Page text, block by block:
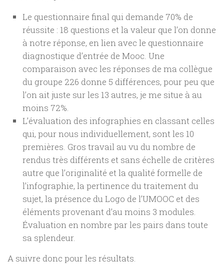
Le questionnaire final qui demande 70% de
réussite : 18 questions et la valeur que l’on donne
à notre réponse, en lien avec le questionnaire
diagnostique d’entrée de Mooc. Une
comparaison avec les réponses de ma collègue
du groupe 226 donne 5 différences, pour peu que
l’on ait juste sur les 13 autres, je me situe à au
moins 72%.
L’évaluation des infographies en classant celles
qui, pour nous individuellement, sont les 10
premières. Gros travail au vu du nombre de
rendus très différents et sans échelle de critères
autre que l’originalité et la qualité formelle de
l’infographie, la pertinence du traitement du
sujet, la présence du Logo de l’UMOOC et des
éléments provenant d’au moins 3 modules.
Évaluation en nombre par les pairs dans toute
sa splendeur.
A suivre donc pour les résultats.